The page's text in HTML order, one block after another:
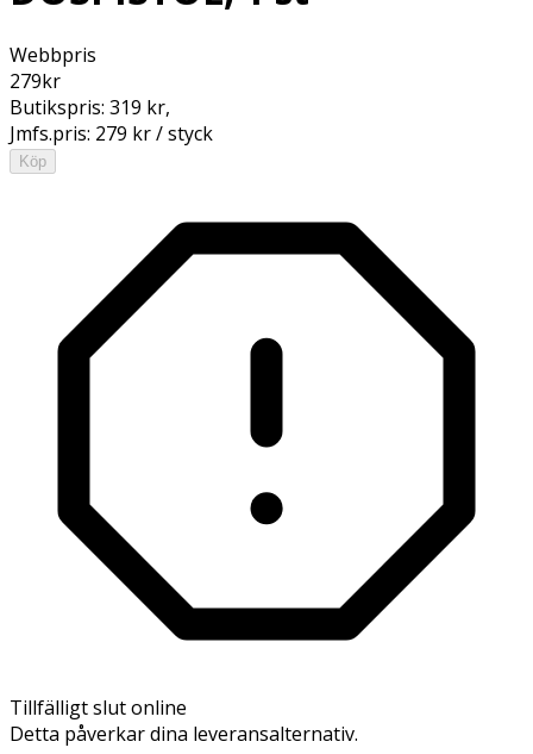
Webbpris
279kr
Butikspris: 319 kr,
Jmfs.pris: 279 kr / styck
Köp
Tillfälligt slut online
Detta påverkar dina leveransalternativ.